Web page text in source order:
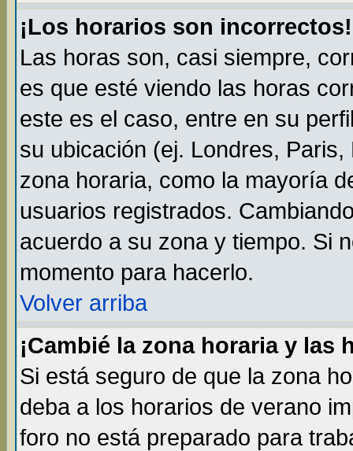
¡Los horarios son incorrectos!
Las horas son, casi siempre,
es que esté viendo las horas
este es el caso, entre en su
su ubicación (ej. Londres,
zona horaria, como la mayoría
usuarios registrados.
acuerdo a su zona y tiempo. Si
momento para hacerlo.
Volver arriba
¡Cambié la zona horaria y
Si está seguro de que la zona
deba a los horarios de verano
foro no está preparado para